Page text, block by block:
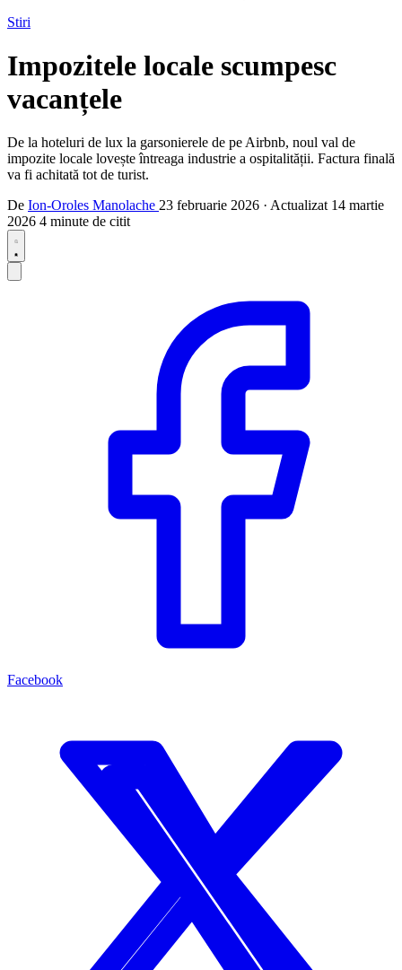
Stiri
Impozitele locale scumpesc
vacanțele
De la hoteluri de lux la garsonierele de pe Airbnb, noul val de
impozite locale lovește întreaga industrie a ospitalității. Factura finală
va fi achitată tot de turist.
De Ion-Oroles Manolache 23 februarie 2026 · Actualizat 14 martie
2026 4 minute de citit
Facebook